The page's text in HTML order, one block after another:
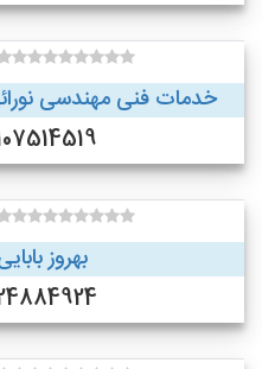
خدمات فنی مهندسی
09107514519
بهروز
09124884924